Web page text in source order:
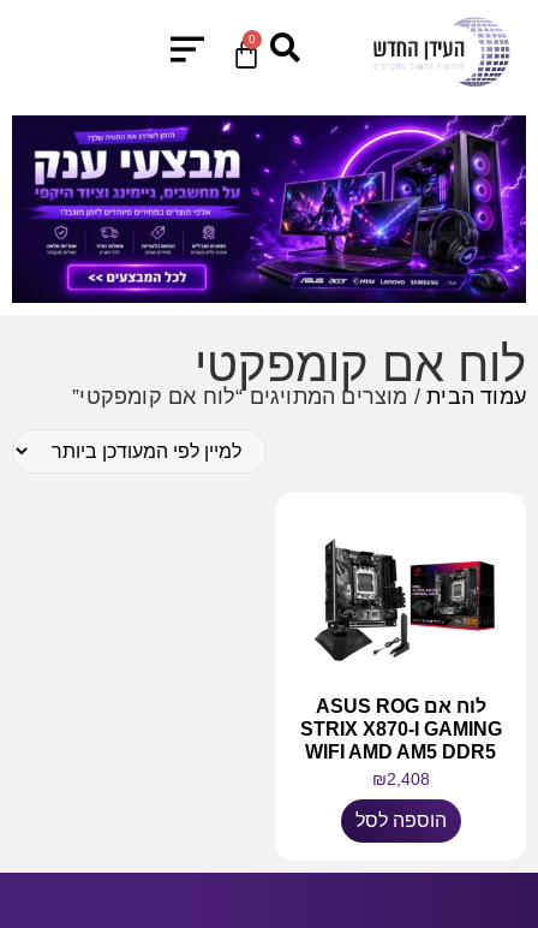
0
לוח אם קומפקטי
עמוד הבית/ מוצרים המתויגים “לוח אם קומפקטי”
לוח אם ASUS ROG
STRIX X870-I GAMING
WIFI AMD AM5 DDR5
₪2,408
הוספה לסל